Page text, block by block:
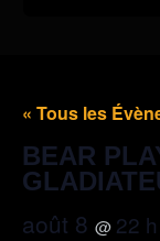
« Tous les
BEAR
août 8 @ 22